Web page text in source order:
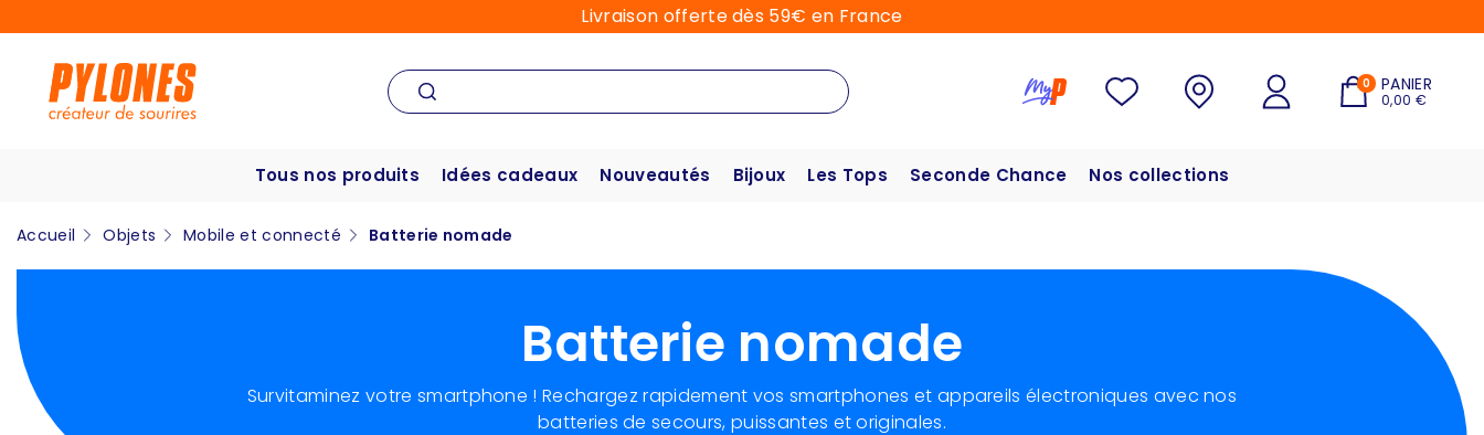
Livraison offerte dès 59€ en France
0 PANIER
0,00 €
Tous nos produits Idées cadeaux Nouveautés Bijoux Les Tops Seconde Chance Nos collections
Accueil Objets Mobile et connecté Batterie nomade
Batterie nomade
Survitaminez votre smartphone ! Rechargez rapidement vos smartphones et appareils électroniques avec nos
batteries de secours, puissantes et originales.